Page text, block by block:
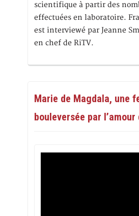
scientifique à partir des
effectuées en laboratoire.
est interviewé par Jeanne
en chef de RiTV.
Marie de Magdala, une
bouleversée par l’amour